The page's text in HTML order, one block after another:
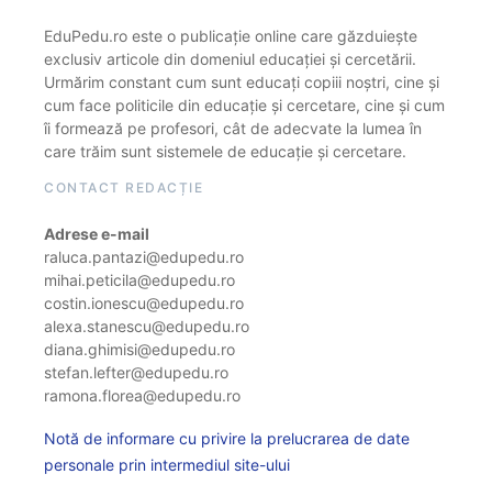
EduPedu.ro este o publicație online care găzduiește
exclusiv articole din domeniul educației și cercetării.
Urmărim constant cum sunt educați copiii noștri, cine și
cum face politicile din educație și cercetare, cine și cum
îi formează pe profesori, cât de adecvate la lumea în
care trăim sunt sistemele de educație și cercetare.
CONTACT REDACȚIE
Adrese e-mail
raluca.pantazi@edupedu.ro
mihai.peticila@edupedu.ro
costin.ionescu@edupedu.ro
alexa.stanescu@edupedu.ro
diana.ghimisi@edupedu.ro
stefan.lefter@edupedu.ro
ramona.florea@edupedu.ro
Notă de informare cu privire la prelucrarea de date
personale prin intermediul site-ului